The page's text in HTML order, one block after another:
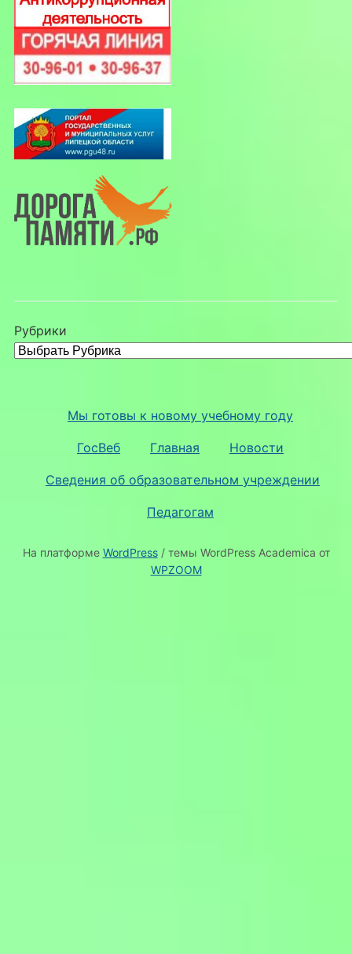
Рубрики
Мы готовы к новому учебному году
ГосВеб Главная Новости
Сведения об образовательном учреждении
Педагогам
На платформе WordPress/ темы WordPress Academica от
WPZOOM